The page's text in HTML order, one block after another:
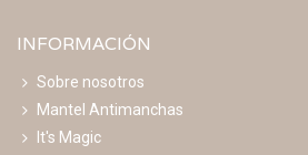
INFORMACIÓN
Sobre nosotros
Mantel Antimanchas
It's Magic